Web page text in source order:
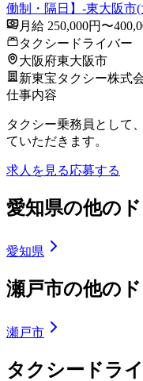
働制・隔日】-東大阪市
月給 250,000円〜
タクシードライバー
大阪府東大阪市
新東宝タクシー株式
仕事内容
タクシー乗務員として
ていただきます。
求人を見る応募する
愛知県の他の
愛知県
瀬戸市の他の
瀬戸市
タクシードラ